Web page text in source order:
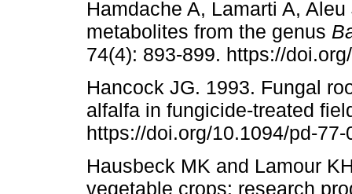
Hamdache A, Lamarti A,
metabolites from the genus
74(4): 893-899. https://
Hancock JG. 1993. Fungal
alfalfa in fungicide-treated
https://doi.org/10.1094/pd-
Hausbeck MK and Lamour
vegetable crops: research